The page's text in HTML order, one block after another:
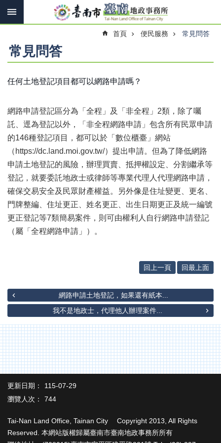
跳到主要內容區塊
搜
搜
尋
快
報
機
關
簡
介
線
上
申
辦
與
服
務
民
意
交
流
下
載
專
區
主
題
首頁 便民服務 常見問答
常見問答
任何土地登記項目都可以網路申請嗎？
網路申請登記區分為「全程」及「非全程」2類，除了囑
託、逕為登記以外，「非全程網路申請」包含所有民眾申請
的146種登記項目，都可以於「數位櫃臺」網站
（https://dc.land.moi.gov.tw/）提出申請。但為了降低網路
申請土地登記的風險，辦理買賣、抵押權設定、分割繼承等
登記，就要委託地政士或律師等專業代理人代理網路申請，
確保交易安全及民眾財產權益。另外像是住址變更、更名、
門牌整編、住址更正、姓名更正、出生日期更正及統一編號
更正登記等7類簡易案件，則可由權利人自行網路申請登記
（屬「全程網路申請」）。
回上一頁 回最上面
網路申請土地登記，如果還有紙本...
我不是地政士，代理他人辦理案件...
更新日期：
115-07-29
瀏覽人次：
744
Tai-Nan Land Office, Tainan City Copyright 2013, All Rights
Reserved. 本網站版權歸屬臺南市臺南地政事務所所有